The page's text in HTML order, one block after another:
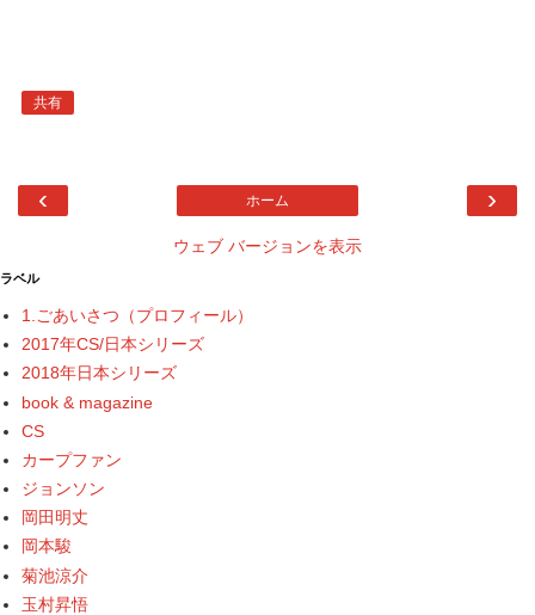
共有
‹ ›
ホーム
ウェブ バージョンを表示
ラベル
1.ごあいさつ（プロフィール）
2017年CS/日本シリーズ
2018年日本シリーズ
book & magazine
CS
カープファン
ジョンソン
岡田明丈
岡本駿
菊池涼介
玉村昇悟